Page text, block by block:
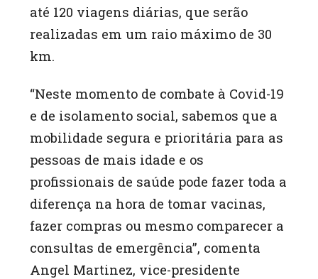
até 120 viagens diárias, que serão
realizadas em um raio máximo de 30
km.
“Neste momento de combate à Covid-19
e de isolamento social, sabemos que a
mobilidade segura e prioritária para as
pessoas de mais idade e os
profissionais de saúde pode fazer toda a
diferença na hora de tomar vacinas,
fazer compras ou mesmo comparecer a
consultas de emergência”, comenta
Angel Martinez, vice-presidente